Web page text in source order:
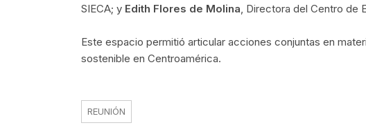
SIECA; y Edith Flores de Molina, Directora del Centro de
Este espacio permitió articular acciones conjuntas en
sostenible en Centroamérica.
REUNIÓN